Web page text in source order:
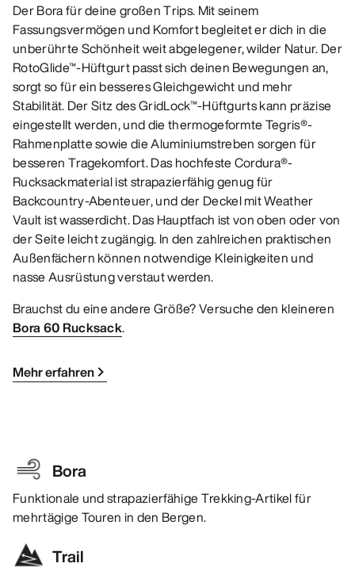
Der Bora für deine großen Trips. Mit seinem
Fassungsvermögen und Komfort begleitet er dich in die
unberührte Schönheit weit abgelegener, wilder Natur. Der
RotoGlide™-Hüftgurt passt sich deinen Bewegungen an,
sorgt so für ein besseres Gleichgewicht und mehr
Stabilität. Der Sitz des GridLock™-Hüftgurts kann präzise
eingestellt werden, und die thermogeformte Tegris®-
Rahmenplatte sowie die Aluminiumstreben sorgen für
besseren Tragekomfort. Das hochfeste Cordura®-
Rucksackmaterial ist strapazierfähig genug für
Backcountry-Abenteuer, und der Deckel mit Weather
Vault ist wasserdicht. Das Hauptfach ist von oben oder von
der Seite leicht zugängig. In den zahlreichen praktischen
Außenfächern können notwendige Kleinigkeiten und
nasse Ausrüstung verstaut werden.
Brauchst du eine andere Größe? Versuche den kleineren
Bora 60 Rucksack.
Mehr erfahren
Bora
Funktionale und strapazierfähige Trekking-Artikel für
mehrtägige Touren in den Bergen.
Trail